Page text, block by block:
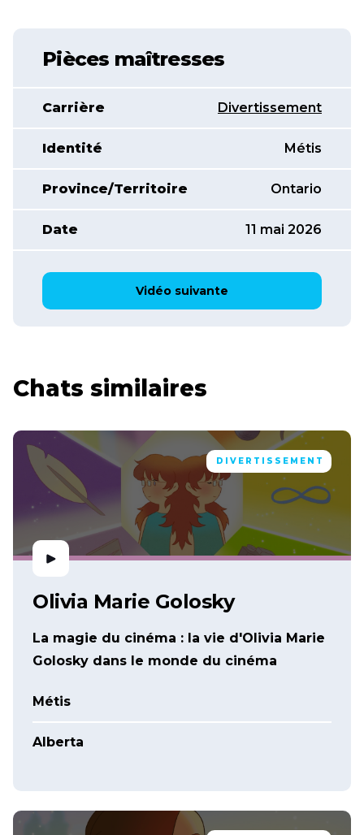
Pièces maîtresses
Carrière Divertissement
Identité Métis
Province/Territoire Ontario
Date 11 mai 2026
Vidéo suivante
Chats similaires
DIVERTISSEMENT
Olivia Marie Golosky
La magie du cinéma : la vie d'Olivia Marie
Golosky dans le monde du cinéma
Métis
Alberta